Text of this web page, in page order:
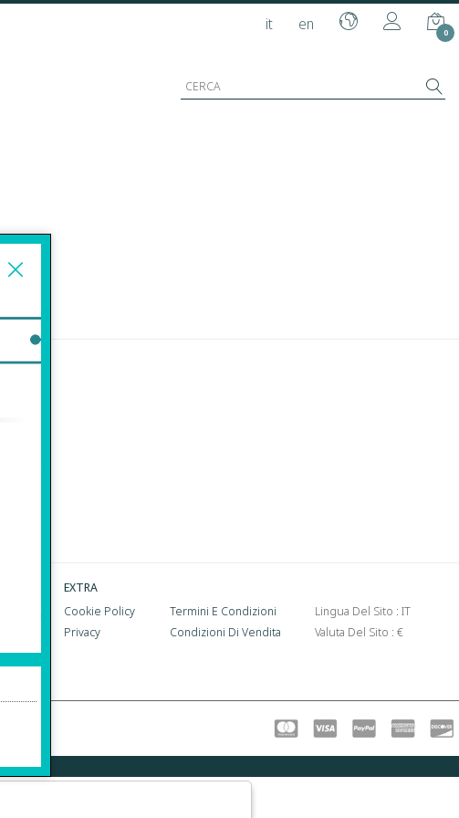
it en 0
EXTRA
Cookie Policy
Privacy
Termini E Condizioni
Condizioni Di Vendita
Lingua Del Sito : IT
Valuta Del Sito : €